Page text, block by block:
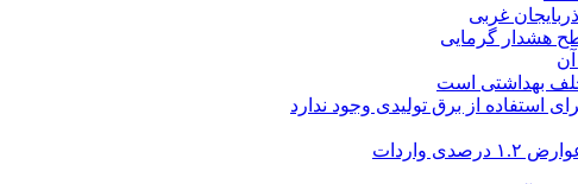
هشدار گرمایی
بهداشتی است
استفاده از برق تولیدی وجود ندارد